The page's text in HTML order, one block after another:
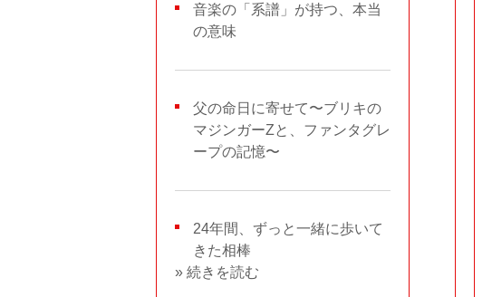
音楽の「系譜」が持つ、本当
の意味
父の命日に寄せて〜ブリキの
マジンガーZと、ファンタグレ
ープの記憶〜
24年間、ずっと一緒に歩いて
きた相棒
» 続きを読む